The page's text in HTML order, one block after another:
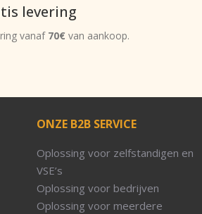
levering
vanaf 70€ van aankoop.
ONZE B2B SERVICE
Oplossing voor zelfstandigen en
VSE’s
Oplossing voor bedrijven
Oplossing voor meerdere